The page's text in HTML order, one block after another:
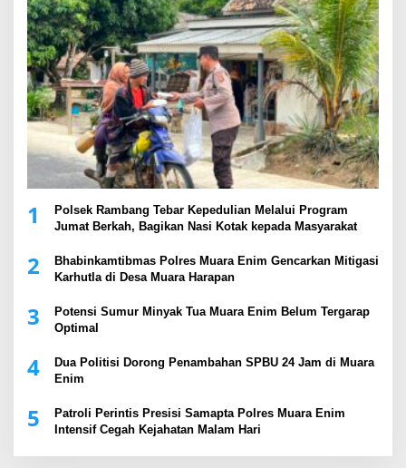
1
Polsek Rambang Tebar Kepedulian Melalui Program
Jumat Berkah, Bagikan Nasi Kotak kepada Masyarakat
2
Bhabinkamtibmas Polres Muara Enim Gencarkan Mitigasi
Karhutla di Desa Muara Harapan
3
Potensi Sumur Minyak Tua Muara Enim Belum Tergarap
Optimal
4
Dua Politisi Dorong Penambahan SPBU 24 Jam di Muara
Enim
5
Patroli Perintis Presisi Samapta Polres Muara Enim
Intensif Cegah Kejahatan Malam Hari